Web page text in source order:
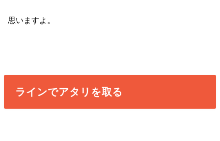
思いますよ。
ラインでアタリを取る